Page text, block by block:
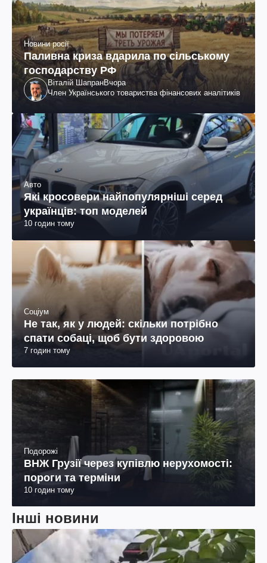
Новини росії
Паливна криза вдарила по сільському
господарству РФ
Віталій ШапранВчора
Член Українського товариства фінансових аналітиків
Авто
Які кросовери найпопулярніші серед
українців: топ моделей
10 годин тому
Соціум
Не так, як у людей: скільки потрібно
спати собаці, щоб бути здоровою
7 годин тому
Подорожі
ВНЖ Грузії через купівлю нерухомості:
пороги та терміни
10 годин тому
Інші новини